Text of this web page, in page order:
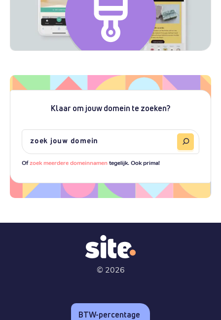
Klaar om jouw domein te zoeken?
Ofzoek meerdere domeinnamentegelijk. Ook prima!
© 2026
BTW-percentage